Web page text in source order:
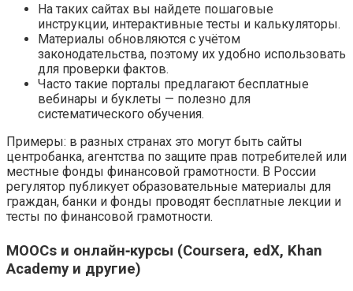
На таких сайтах вы найдете пошаговые
инструкции, интерактивные тесты и калькуляторы.
Материалы обновляются с учётом
законодательства, поэтому их удобно использовать
для проверки фактов.
Часто такие порталы предлагают бесплатные
вебинары и буклеты — полезно для
систематического обучения.
Примеры: в разных странах это могут быть сайты
центробанка, агентства по защите прав потребителей или
местные фонды финансовой грамотности. В России
регулятор публикует образовательные материалы для
граждан, банки и фонды проводят бесплатные лекции и
тесты по финансовой грамотности.
MOOCs и онлайн‑курсы (Coursera, edX, Khan
Academy и другие)